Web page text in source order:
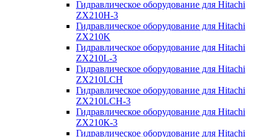
Гидравлическое оборудование для Hitachi
ZX210H-3
Гидравлическое оборудование для Hitachi
ZX210K
Гидравлическое оборудование для Hitachi
ZX210L-3
Гидравлическое оборудование для Hitachi
ZX210LCH
Гидравлическое оборудование для Hitachi
ZX210LCH-3
Гидравлическое оборудование для Hitachi
ZX210К-3
Гидравлическое оборудование для Hitachi